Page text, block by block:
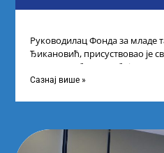
Руководилац Фонда за младе
Ђикановић, присуствовао је
науку Републике Србије
технолошком парку
Сазнај више »